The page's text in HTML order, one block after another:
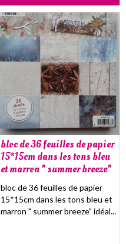
bloc de 36 feuilles de papier
15*15cm dans les tons bleu
et marron " summer breeze"
bloc de 36 feuilles de papier
15*15cm dans les tons bleu et
marron " summer breeze" idéal...